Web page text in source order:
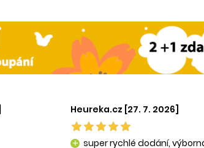
Heureka.cz [27. 7. 2026]
add super rychlé dodání,